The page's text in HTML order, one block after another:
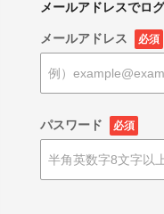
メールアドレスでロ
メールアドレス 必須
パスワード 必須